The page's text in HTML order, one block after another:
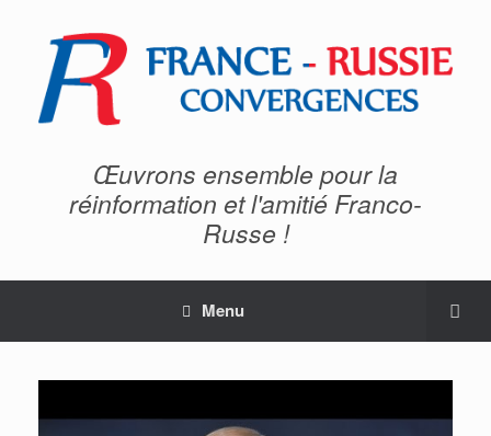
Œuvrons ensemble pour la
réinformation et l'amitié Franco-
Russe !
Menu